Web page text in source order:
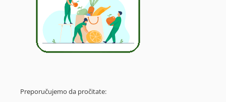
Preporučujemo da pročitate: